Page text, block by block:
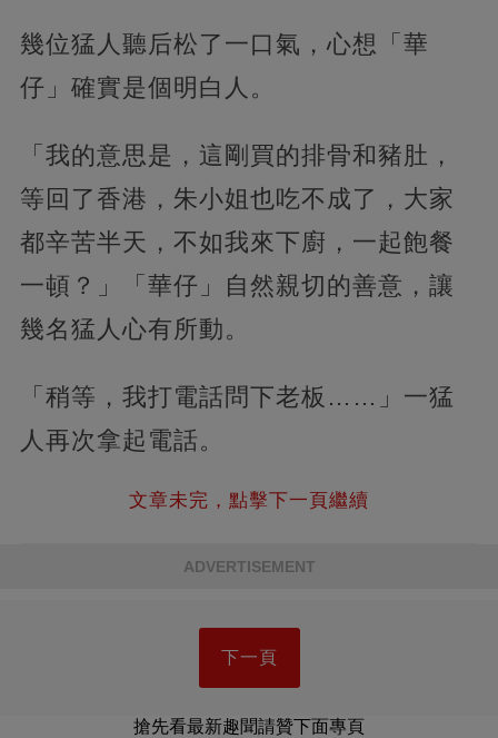
幾位猛人聽后松了一口氣，心想「華
仔」確實是個明白人。
「我的意思是，這剛買的排骨和豬肚，
等回了香港，朱小姐也吃不成了，大家
都辛苦半天，不如我來下廚，一起飽餐
一頓？」「華仔」自然親切的善意，讓
幾名猛人心有所動。
「稍等，我打電話問下老板……」一猛
人再次拿起電話。
文章未完，點擊下一頁繼續
ADVERTISEMENT
下一頁
搶先看最新趣聞請贊下面專頁